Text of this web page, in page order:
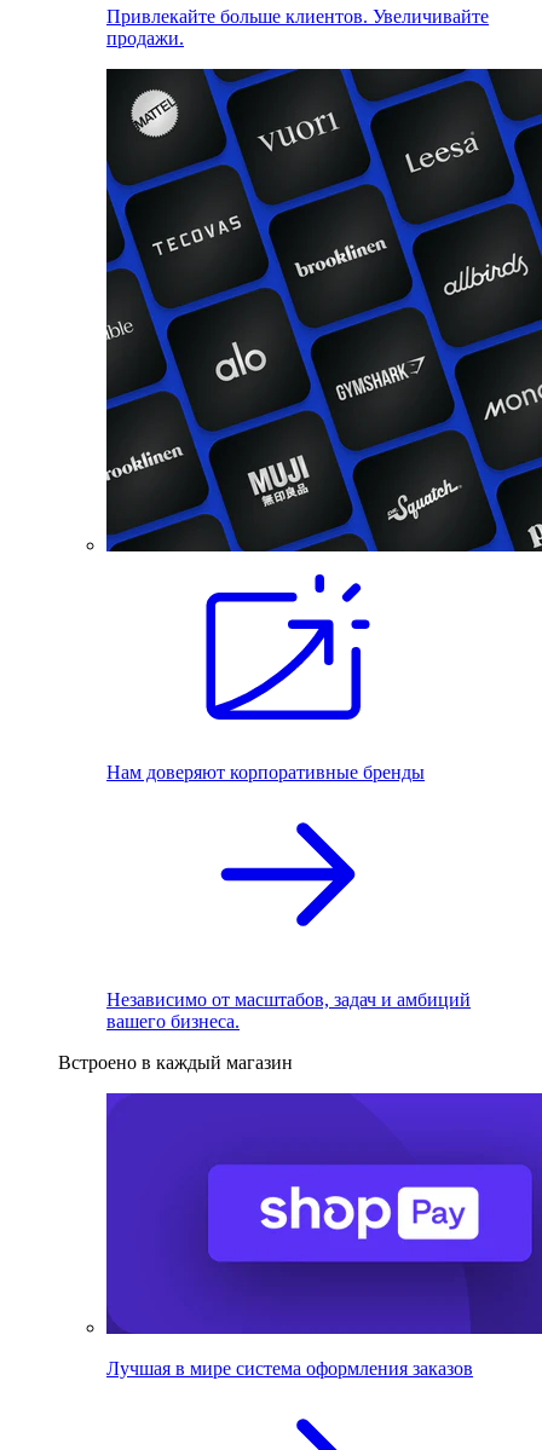
Привлекайте больше клиентов. Увеличивайте
продажи.
Нам доверяют корпоративные бренды
Независимо от масштабов, задач и амбиций
вашего бизнеса.
Встроено в каждый магазин
Лучшая в мире система оформления заказов